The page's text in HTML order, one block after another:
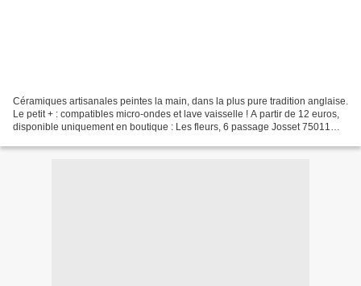
Céramiques artisanales peintes la main, dans la plus pure tradition anglaise.
Le petit + : compatibles micro-ondes et lave vaisselle ! A partir de 12 euros,
disponible uniquement en boutique : Les fleurs, 6 passage Josset 75011